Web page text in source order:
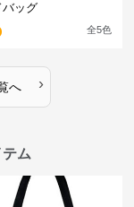
バッグ
全5色
へ ›
ム